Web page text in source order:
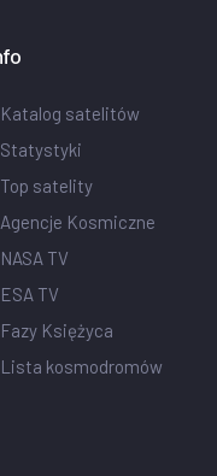
Katalog satelitów
Statystyki
Top satelity
Agencje Kosmiczne
NASA TV
ESA TV
Fazy Księżyca
Lista kosmodromów